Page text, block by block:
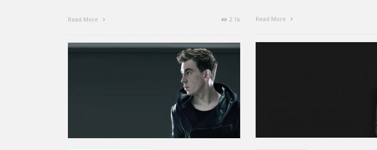
Read More
Read More 2.1k